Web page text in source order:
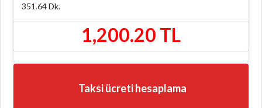
351.64Dk.
1,200.20 TL
Taksi ücreti hesaplama